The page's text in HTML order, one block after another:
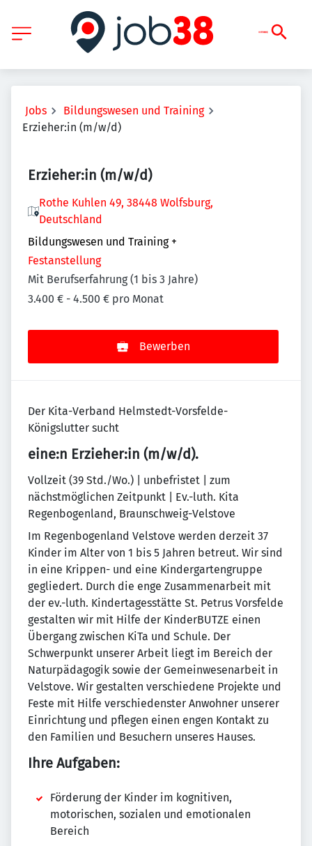
Jobs
Bildungswesen und Training
Erzieher:in (m/w/d)
Erzieher:in (m/w/d)
Rothe Kuhlen 49, 38448 Wolfsburg,
Deutschland
Bildungswesen und Training +
Festanstellung
Mit Berufserfahrung (1 bis 3 Jahre)
3.400 € - 4.500 € pro Monat
Bewerben
Der Kita-Verband Helmstedt-Vorsfelde-
Königslutter sucht
eine:n Erzieher:in (m/w/d).
Vollzeit (39 Std./Wo.) | unbefristet | zum
nächstmöglichen Zeitpunkt | Ev.-luth. Kita
Regenbogenland, Braunschweig-Velstove
Im Regenbogenland Velstove werden derzeit 37
Kinder im Alter von 1 bis 5 Jahren betreut. Wir sind
in eine Krippen- und eine Kindergartengruppe
gegliedert. Durch die enge Zusammenarbeit mit
der ev.-luth. Kindertagesstätte St. Petrus Vorsfelde
gestalten wir mit Hilfe der KinderBUTZE einen
Übergang zwischen KiTa und Schule. Der
Schwerpunkt unserer Arbeit liegt im Bereich der
Naturpädagogik sowie der Gemeinwesenarbeit in
Velstove. Wir gestalten verschiedene Projekte und
Feste mit Hilfe verschiedenster Anwohner unserer
Einrichtung und pflegen einen engen Kontakt zu
den Familien und Besuchern unseres Hauses.
Ihre Aufgaben:
Förderung der Kinder im kognitiven,
motorischen, sozialen und emotionalen
Bereich